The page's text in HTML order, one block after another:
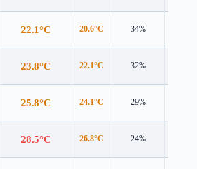
22.1°C 20.6°C 34%
23.8°C 22.1°C 32%
25.8°C 24.1°C 29%
28.5°C 26.8°C 24%